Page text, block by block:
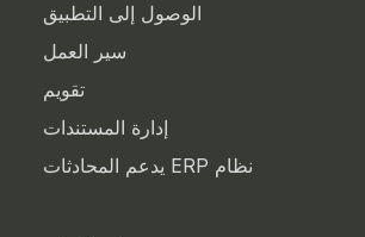
الوصول إلى التطبيق
سير العمل
تقويم
إدارة المستندات
نظام ERP يدعم المحادثات